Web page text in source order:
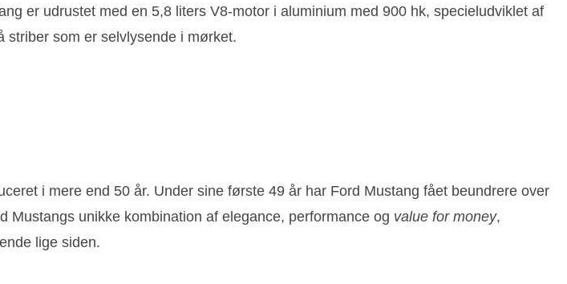
er udrustet med en 5,8 liters V8-motor i aluminium med 900 hk, specieludviklet af
striber som er selvlysende i mørket.
i mere end 50 år. Under sine første 49 år har Ford Mustang fået beundrere over
Mustangs unikke kombination af elegance, performance og value for money,
lige siden.